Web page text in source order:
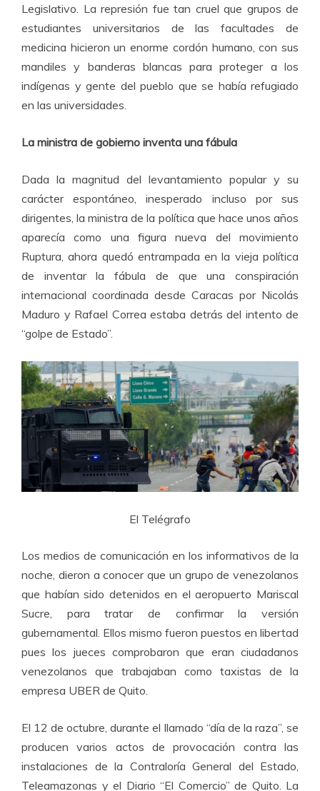
Legislativo. La represión fue tan cruel que grupos de
estudiantes universitarios de las facultades de
medicina hicieron un enorme cordón humano, con sus
mandiles y banderas blancas para proteger a los
indígenas y gente del pueblo que se había refugiado
en las universidades.
La ministra de gobierno inventa una fábula
Dada la magnitud del levantamiento popular y su
carácter espontáneo, inesperado incluso por sus
dirigentes, la ministra de la política que hace unos años
aparecía como una figura nueva del movimiento
Ruptura, ahora quedó entrampada en la vieja política
de inventar la fábula de que una conspiración
internacional coordinada desde Caracas por Nicolás
Maduro y Rafael Correa estaba detrás del intento de
“golpe de Estado”.
El Telégrafo
Los medios de comunicación en los informativos de la
noche, dieron a conocer que un grupo de venezolanos
que habían sido detenidos en el aeropuerto Mariscal
Sucre, para tratar de confirmar la versión
gubernamental. Ellos mismo fueron puestos en libertad
pues los jueces comprobaron que eran ciudadanos
venezolanos que trabajaban como taxistas de la
empresa UBER de Quito.
El 12 de octubre, durante el llamado “día de la raza”, se
producen varios actos de provocación contra las
instalaciones de la Contraloría General del Estado,
Teleamazonas y el Diario “El Comercio” de Quito. La